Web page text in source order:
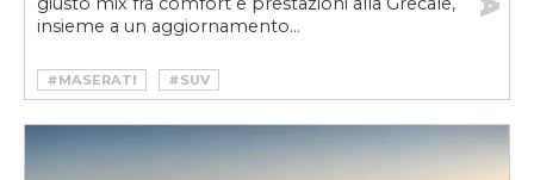
insieme a un aggiornamento...
#MASERATI #SUV